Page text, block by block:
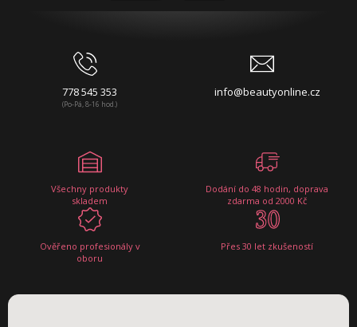
778 545 353
(Po-Pá, 8-16 hod.)
info@beautyonline.cz
Všechny produkty
skladem
Dodání do 48 hodin, doprava
zdarma od 2000 Kč
Ověřeno profesionály v
oboru
Přes 30 let zkušeností